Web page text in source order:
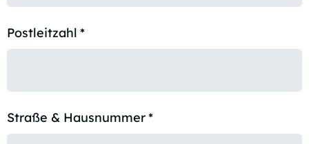
Postleitzahl *
Straße & Hausnummer*